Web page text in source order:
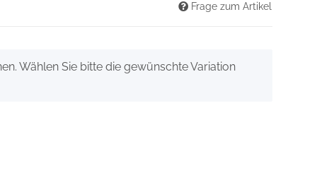
Frage zum Artikel
Wählen Sie bitte die gewünschte Variation